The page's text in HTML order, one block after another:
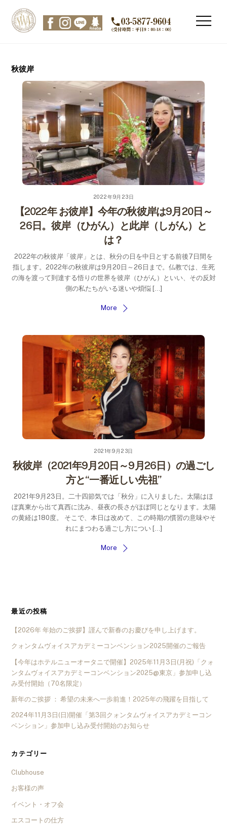
content
Menu
秋彼岸
2022年9月23日
【2022年 お彼岸】今年の秋彼岸は9月20日～
26日。彼岸（ひがん）と此岸（しがん）と
は？
2022年の秋彼岸「彼岸」とは、秋分の日を中日とする前後7日間を
指します。2022年の秋彼岸は9月20日～26日まで。仏教では、生死
の海を渡って到達する悟りの世界を彼岸（ひがん）といい、その反対
側の私たちがいる迷いや煩悩 […]
More
2021年9月23日
秋彼岸（2021年9月20日～9月26日）の過ごし
方と“一番近しい先祖”
2021年9月23日。二十四節気では「秋分」に入りました。太陽はほ
ぼ真東から出て真西に沈み、昼夜の長さがほぼ同じとなります。太陽
の黄経は180度。 そこで、本日は改めて、この時期の慣習の意味やそ
れにまつわる過ごし方につい […]
More
最近の投稿
【2026年 年始のご挨拶】謹んで新春のお慶びを申し上げます。
クォンタムヴォイスアカデミーコンベンション2025開催のご報告
【今年はホテルニューオータニで開催】2025年11月3日(月祝)「クォ
ンタムヴォイスアカデミーコンベンション2025@東京」参加申し込
み受付開始（70名限定）
新年のご挨拶 ： 希望の未来へ一歩前進！2025年の飛躍を目指して
2024年11月3日(日)開催「第3回クォンタムヴォイスアカデミーコン
ベンション」参加申し込み受付開始のお知らせ
カテゴリー
Clubhouse
お客様の声
イベント・オフ会
エスコートの仕方